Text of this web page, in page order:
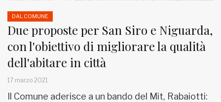
DAL COMUNE
Due proposte per San Siro e Niguarda,
con l'obiettivo di migliorare la qualità
dell'abitare in città
17 marzo 2021
Il Comune aderisce a un bando del Mit, Rabaiotti: